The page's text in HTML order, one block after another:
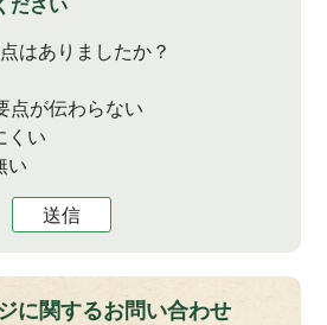
ださい
はありましたか？
点が伝わらない
くい
い
送信
に関するお問い合わせ